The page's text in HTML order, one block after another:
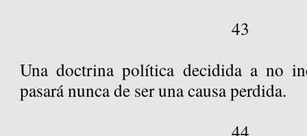
43
Una doctrina política decidida a no
pasará nunca de ser una causa perdida.